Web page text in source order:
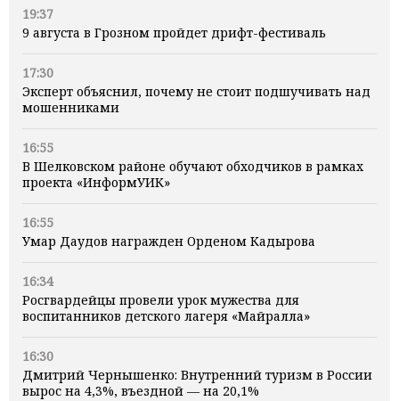
19:37
9 августа в Грозном пройдет дрифт-фестиваль
17:30
Эксперт объяснил, почему не стоит подшучивать над
мошенниками
16:55
В Шелковском районе обучают обходчиков в рамках
проекта «ИнформУИК»
16:55
Умар Даудов награжден Орденом Кадырова
16:34
Росгвардейцы провели урок мужества для
воспитанников детского лагеря «Майралла»
16:30
Дмитрий Чернышенко: Внутренний туризм в России
вырос на 4,3%, въездной — на 20,1%